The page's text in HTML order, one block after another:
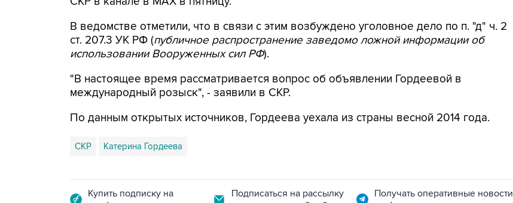
В ведомстве отметили, что в связи с этим возбуждено уголовное дело по п. "д" ч. 2
ст. 207.3 УК РФ (публичное распространение заведомо ложной информации об
использовании Вооруженных сил РФ).
"В настоящее время рассматривается вопрос об объявлении Гордеевой в
международный розыск", - заявили в СКР.
По данным открытых источников, Гордеева уехала из страны весной 2014 года.
СКР Катерина Гордеева
Купить подписку на
Подписаться на рассылку
Получать оперативные новости